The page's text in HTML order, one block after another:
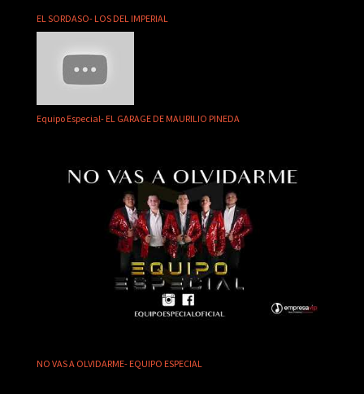
EL SORDASO- LOS DEL IMPERIAL
Equipo Especial- EL GARAGE DE MAURILIO PINEDA
NO VAS A OLVIDARME- EQUIPO ESPECIAL